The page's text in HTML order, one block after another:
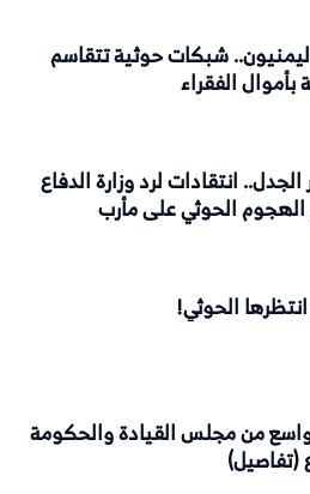
شبكات حوثية تتقاسم
بأموال الفقراء
الجدل.. انتقادات لرد وزارة الدفاع
الهجوم الحوثي على مأرب
الحوثي!
من مجلس القيادة والحكومة
(تفاصيل)